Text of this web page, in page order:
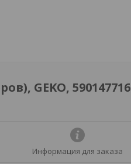
GEKO,
Информация для заказа